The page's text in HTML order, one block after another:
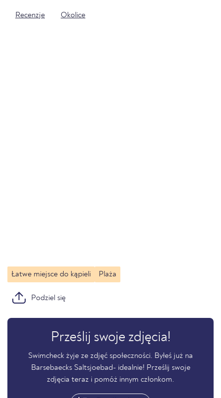
Recenzje Okolice
Łatwe miejsce do kąpieli Plaża
Podziel się
Prześlij swoje zdjęcia!
Swimcheck żyje ze zdjęć społeczności. Byłeś już na
Barsebaecks Saltsjoebad- idealnie! Prześlij swoje
zdjęcia teraz i pomóż innym członkom.